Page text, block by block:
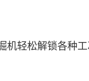
机轻松解锁各